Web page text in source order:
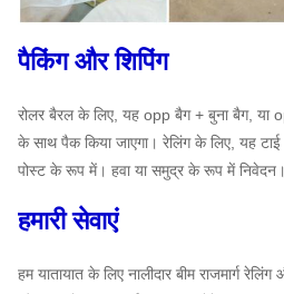
पैकिंग और शिपिंग
रोलर बैरल के लिए, यह opp बैग + बुना बैग, या
के साथ पैक किया जाएगा। रेलिंग के लिए, यह
पोस्ट के रूप में। हवा या समुद्र के रूप में निवेदन।
हमारी सेवाएं
हम यातायात के लिए नालीदार बीम राजमार्ग